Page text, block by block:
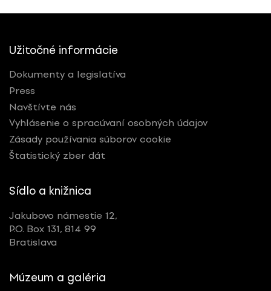
Užitočné informácie
Dokumenty a legislatíva
Press
Navštívte nás
Vyhlásenie o spracúvaní osobných údajov
Zásady používania súborov cookie
Štatistický zber dát
Sídlo a knižnica
Jakubovo námestie 12,
P.O. Box 131, 814 99
Bratislava
Múzeum a galéria